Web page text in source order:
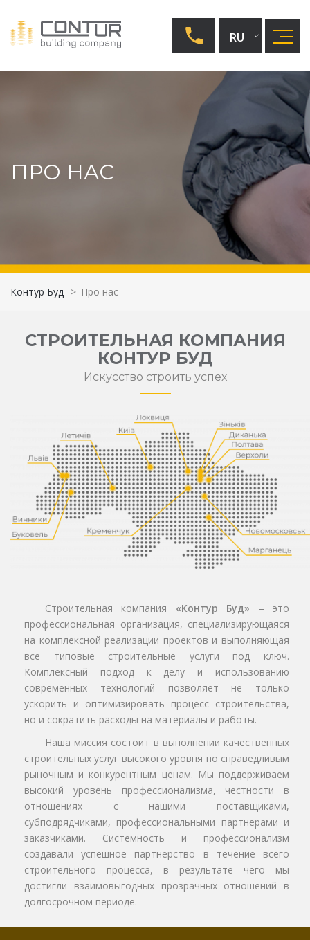
UA
RU
ПРО НАС
Контур Буд > Про нас
СТРОИТЕЛЬНАЯ КОМПАНИЯ
КОНТУР БУД
Искусство строить успех
Строительная компания «Контур Буд» – это
профессиональная организация, специализирующаяся
на комплексной реализации проектов и выполняющая
все типовые строительные услуги под ключ.
Комплексный подход к делу и использованию
современных технологий позволяет не только
ускорить и оптимизировать процесс строительства,
но и сократить расходы на материалы и работы.
Наша миссия состоит в выполнении качественных
строительных услуг высокого уровня по справедливым
рыночным и конкурентным ценам. Мы поддерживаем
высокий уровень профессионализма, честности в
отношениях с нашими поставщиками,
субподрядчиками, профессиональными партнерами и
заказчиками. Системность и профессионализм
создавали успешное партнерство в течение всего
строительного процесса, в результате чего мы
достигли взаимовыгодных прозрачных отношений в
долгосрочном периоде.